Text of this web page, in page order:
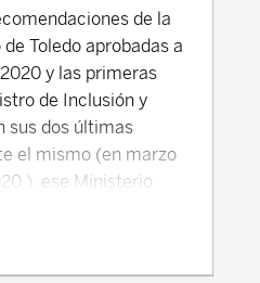
más altos y que pueden acceder a la pensión máxima. La propuesta consistiría en aplicar el coeficiente reductor para penalizar la jubilación anticipada sobre importe de la pensión (*), en lugar de aplicarlo a la base reguladora, lo que supondría un mayor recorte en la pensión a percibir para esos trabajadores. (*) una vez calculada aplicando a la base reguladora el porcentaje que corresponda en función del número de años cotizados. Penalizando con mayores coeficientes reductores los primeros años y los últimos a los que se puede optar la jubilación anticipada. En el primer caso se busca con esta mayor penalización que la gente no se retire en cuanto puede hacerlo y esté cobrando bastantes más años la pensión. En el segundo, que le compense aguantar unos meses más hasta alcanzar la edad legal de jubilación. En relación a la Jubilación parcial Se plantearía la modificación de algunos requisitos de acceso a la jubilación parcial, "con el fin de preservar la función de esta figura", que facilita la jubilación gradual y favorece la inserción de los jóvenes. Por un lado, se limitaría la posibilidad de concentración de jornada, para evitar que la jubilación parcial se utilice “como mecanismo de jubilación anticipada sin coeficientes penalizadores”. Por otro, se haría incompatible la jubilación parcial con el cobro de la prestación por desempleo. 2. Propuestas de reforma que estarían en línea con las recomendaciones del Pacto de Toledo Serían las siguientes: Nuevos incentivos a la jubilación retardada Se mejoraría la incentivación con la actualmente se bonifica el retraso de la edad de jubilación más allá de la edad ordinaria. El borrador del Gobierno plantea tres posibilidades a elegir entre ellas: Incrementar un 4% la pensión por cada año de retraso (actualmente va del 2% al 4% dependiendo del número de años cotizados). Recibir un importe a tanto alzado por cada año completo cotizado de más a partir de la edad legal de jubilación "cuya cuantía vendrá determinada en función de los años de cotización acreditados". O una combinación de las opciones anteriores. Los trabajadores que retrasen voluntariamente su edad legal de jubilación podrían cobrar además una pensión por encima de la máxima. Esto actualmente no es posible. Prohibición de la jubilación forzosa Buscando conseguir esa misma intención de favorecer la prolongación de la vida laboral, los convenios colectivos no podrían establecer cláusulas que posibiliten la jubilación forzosa, que suponen la extinción del contrato del trabajador cuando cumple la edad legal de jubilación y puede acceder al 100% de su pensión. La propuesta de prohibición se aplicaría a los convenios colectivos suscritos a partir de la entrada en vigor de la reforma. En el caso de los convenios colectivos suscritos con anterioridad que recogieran esta posibilidad, se plantea que no puedan aplicarse "una vez transcurrido un año" desde que termine la vigencia inicial pactada del convenio en cuestión. Acercamiento de las bases de cotización de los autónomos a sus ingresos reales La propuesta de ministerio implicaría un sistema de cotización por tramos de ingresos, a diferencia del sistema actualmente vigente donde cada autónomo puede elegir su base de cotización dentro de unos límites. Se planeta estipular unos tramos para que, en función de los ingresos, se elija el más cercano a sus ingresos reales. La propuesta del Ministerio de Seguridad Social supondría que los autónomos puedan elijan su base de cotización en función de sus previsiones de ingresos y regularizar sus cuotas un año después, de manera que podrán recibir el exceso de cotización pagado o abonar si hay defecto. Otra alternativa a la anterior sería que los autónomos puedan escoger su base de cotización entre la base mínima y la base máxima, sin limitaciones existentes actualmente por edad. Revalorización de las Pensiones Con el objetivo de garantizar el mantenimiento del poder adquisitivo de las pensiones, se regulará un sistema de revalorización que las vincule a la inflación real, es decir al incremento de precios al consumo-IPC. Probablemente, se tratará de una fórmula de cálculo plurianual que permita regularizar no solo los casos en los que el IPC real a final de cada año sea superior al IPC estimado al inicio del año, sino también los casos en los que ocurre lo contrario, en los que la revalorización provisional a inicio de año en base al IPC estimado acaba siendo superior al IPC real. Se introduciría un mecanismo corrector para las desviaciones, con la garantía de que las pensiones en ningún caso bajen, ni cuando el IPC sea negativo. Desarrollo de la previsión social empresarial A través de un paquete de medidas de las que actualmente solo conocemos la creación de un Superfondo Público de Pensiones (una familia de fondos de pensiones de empleo promovidos por la administración pública), que será gestionado por una o varias entidades gestoras privadas tras la adjudicación de esa gestión a través una licitación en concurso público. El Superfondo convivirá con los planes de pensiones de empleo, PPSE y